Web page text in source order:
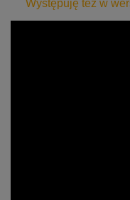
Występuję też w